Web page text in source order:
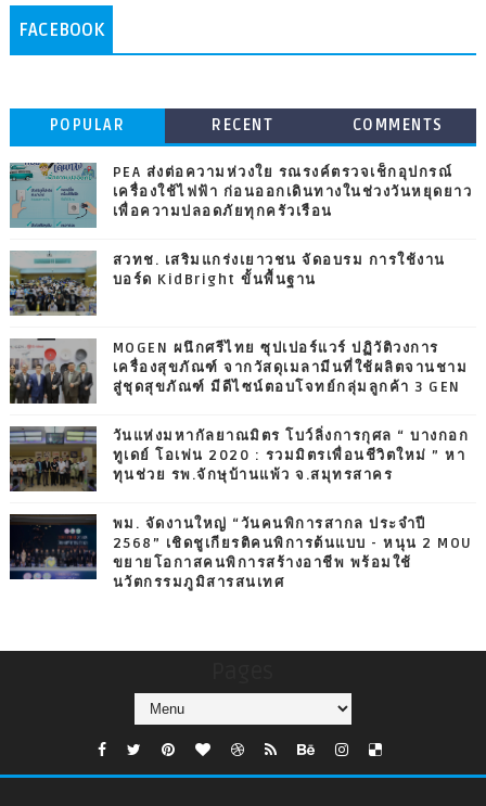
FACEBOOK
POPULAR RECENT COMMENTS
PEA ส่งต่อความห่วงใย รณรงค์ตรวจเช็กอุปกรณ์
เครื่องใช้ไฟฟ้า ก่อนออกเดินทางในช่วงวันหยุดยาว
เพื่อความปลอดภัยทุกครัวเรือน
สวทช. เสริมแกร่งเยาวชน จัดอบรม การใช้งาน
บอร์ด KidBright ขั้นพื้นฐาน
MOGEN ผนึกศรีไทย ซุปเปอร์แวร์ ปฏิวัติวงการ
เครื่องสุขภัณฑ์ จากวัสดุเมลามีนที่ใช้ผลิตจานชาม
สู่ชุดสุขภัณฑ์ มีดีไซน์ตอบโจทย์กลุ่มลูกค้า 3 GEN
วันแห่งมหากัลยาณมิตร โบว์ลิ่งการกุศล “ บางกอก
ทูเดย์ โอเพ่น 2020 : รวมมิตรเพื่อนชีวิตใหม่ ” หา
ทุนช่วย รพ.จักษุบ้านแพ้ว จ.สมุทรสาคร
พม. จัดงานใหญ่ “วันคนพิการสากล ประจำปี
2568” เชิดชูเกียรติคนพิการต้นแบบ - หนุน 2 MOU
ขยายโอกาสคนพิการสร้างอาชีพ พร้อมใช้
นวัตกรรมภูมิสารสนเทศ